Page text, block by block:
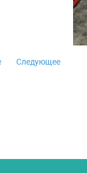
Следующее